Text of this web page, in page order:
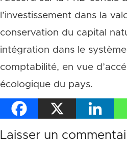
l’investissement dans la
conservation du capital
intégration dans le
comptabilité, en vue
écologique du pays.
Laisser un